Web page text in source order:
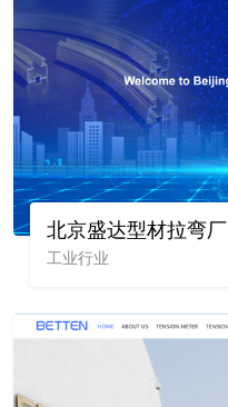
北京盛达型材拉弯厂
工业行业